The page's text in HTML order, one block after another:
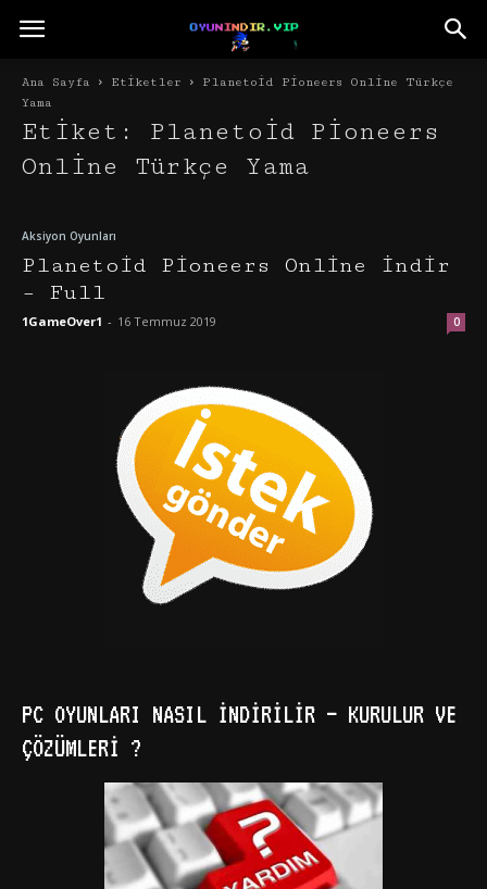
Ana Sayfa Etiketler
Planetoid Pioneers Online Türkçe
Yama
Etiket: Planetoid Pioneers
Online Türkçe Yama
Aksiyon Oyunları
Planetoid Pioneers Online İndir
– Full
1GameOver1 - 16 Temmuz 2019 0
PC OYUNLARI NASIL İNDIRILIR – KURULUR VE
ÇÖZÜMLERI ?